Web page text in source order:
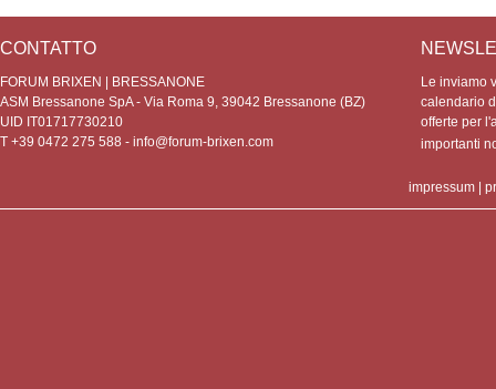
CONTATTO
FORUM BRIXEN | BRESSANONE
ASM Bressanone SpA - Via Roma 9, 39042 Bressanone (BZ)
UID IT01717730210
T +39 0472 275 588 - info@forum-brixen.com
Le inviamo
calendario
offerte per
importanti
impressum